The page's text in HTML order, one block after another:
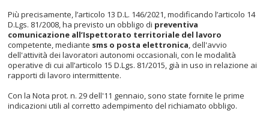
Più precisamente, l’articolo 13 D.L. 146/2021, modificando l’articolo 14
D.Lgs. 81/2008, ha previsto un obbligo di preventiva
comunicazione all’Ispettorato territoriale del lavoro
competente, mediante sms o posta elettronica, dell'avvio
dell'attività dei lavoratori autonomi occasionali, con le modalità
operative di cui all’articolo 15 D.Lgs. 81/2015, già in uso in relazione ai
rapporti di lavoro intermittente.
Con la Nota prot. n. 29 dell'11 gennaio, sono state fornite le prime
indicazioni utili al corretto adempimento del richiamato obbligo.